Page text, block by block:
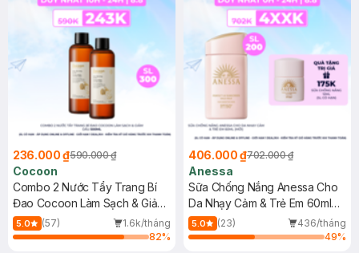
236.000 ₫590.000 ₫
Cocoon
Combo 2 Nước Tẩy Trang Bí
Đao Cocoon Làm Sạch & Giảm
Dầu 500ml
5.0 (57)
1.6k/tháng
82%
406.000 ₫702.000 ₫
Anessa
Sữa Chống Nắng Anessa Cho
Da Nhạy Cảm & Trẻ Em 60ml
(Mới)
5.0 (23)
436/tháng
49%